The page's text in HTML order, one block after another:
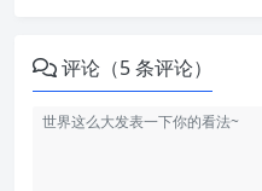
评论（5 条评论）